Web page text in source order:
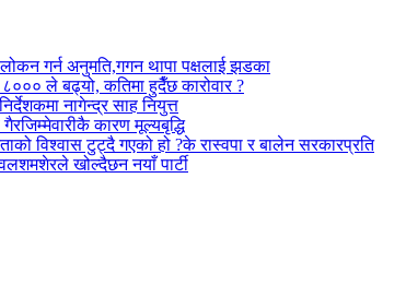
गर्न अनुमति,गगन थापा पक्षलाई झडका
ले बढ्यो, कतिमा हुदैँछ कारोवार ?
नागेन्द्र साह नियुत्त
कारण मूल्यबृद्धि
के रास्वपा र बालेन सरकारप्रति
खोल्दैछन नयाँ पार्टी